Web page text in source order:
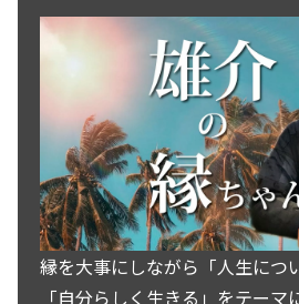
縁を大事にしながら「人生につ
「自分らしく生きる」をテーマ